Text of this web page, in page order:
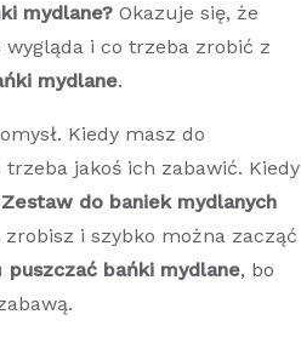
mydlane? Okazuje się, że
wygląda i co trzeba zrobić z
mydlane.
Kiedy masz do
jakoś ich zabawić. Kiedy
Zestaw do baniek mydlanych
i szybko można zacząć
puszczać bańki mydlane, bo